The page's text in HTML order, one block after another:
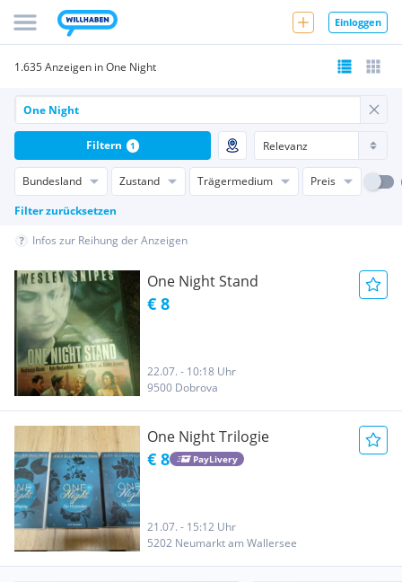
Einloggen
1.635 Anzeigen in One Night
Bundesland Zustand Trägermedium
Preis
Filter zurücksetzen
Filtern 1
Infos zur Reihung der Anzeigen
One Night Stand
€ 8
22.07. - 10:18 Uhr
9500 Dobrova
One Night Trilogie
€ 8 PayLivery
21.07. - 15:12 Uhr
5202 Neumarkt am Wallersee